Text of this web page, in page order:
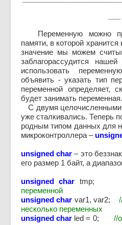
Переменную можно
памяти, в которой
значение мы можем
заблагорассудится
использовать
объявить - указать тип
переменной определяет,
будет занимать переменная.
С двумя
уже сталкивались. Теперь
родным типом данных для
микроконтроллера –
unsigned char – это
его размер 1 байт, а
unsigned char
переменной
unsigned char var1, var2;
несколько переменных
unsigned char led = 0; //